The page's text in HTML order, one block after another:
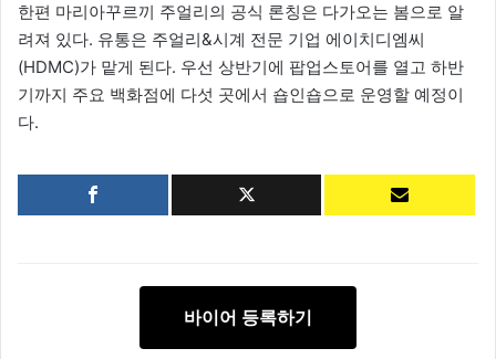
한편 마리아꾸르끼 주얼리의 공식 론칭은 다가오는 봄으로 알
려져 있다. 유통은 주얼리&시계 전문 기업 에이치디엠씨
(HDMC)가 맡게 된다. 우선 상반기에 팝업스토어를 열고 하반
기까지 주요 백화점에 다섯 곳에서 숍인숍으로 운영할 예정이
다.
바이어 등록하기